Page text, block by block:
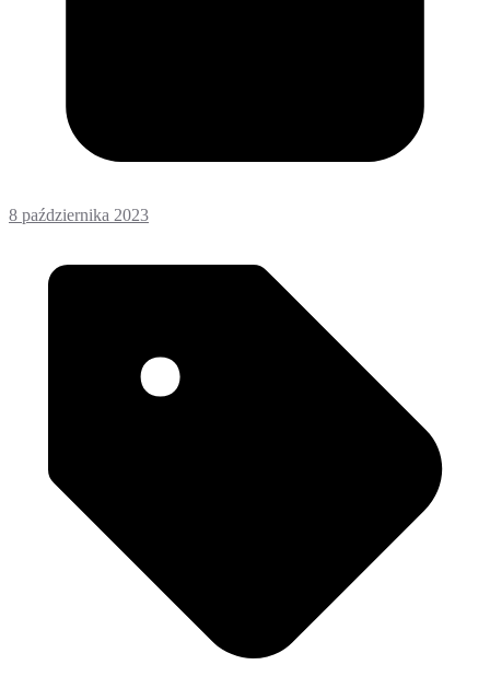
8 października 2023